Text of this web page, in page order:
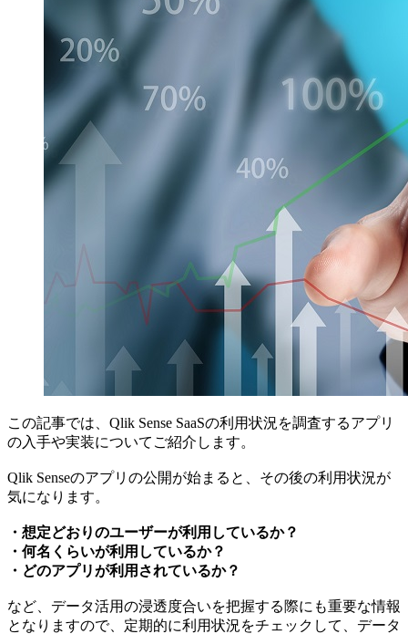
この記事では、Qlik Sense SaaSの利用状況を調査するアプリ
の入手や実装についてご紹介します。
Qlik Senseのアプリの公開が始まると、その後の利用状況が
気になります。
・想定どおりのユーザーが利用しているか？
・何名くらいが利用しているか？
・どのアプリが利用されているか？
など、データ活用の浸透度合いを把握する際にも重要な情報
となりますので、定期的に利用状況をチェックして、データ